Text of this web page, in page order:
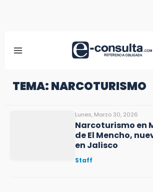
TEMA: NARCOTURISMO
Lunes, Marzo 30, 2026
Narcoturismo en
de El Mencho,
en Jalisco
Staff